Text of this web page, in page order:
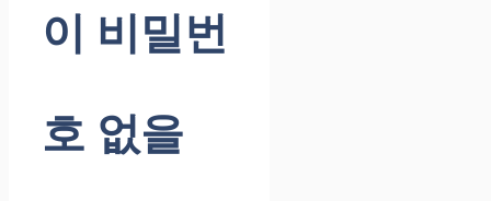
이 비밀번
호 없을